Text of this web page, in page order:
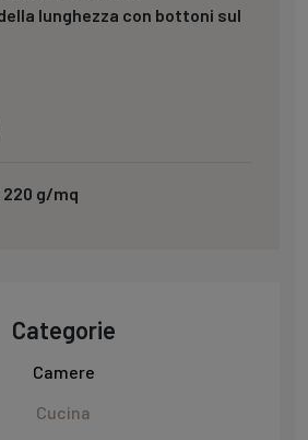
Categorie
Camere
Cucina
lunghezza con bottoni sul
220 g/mq